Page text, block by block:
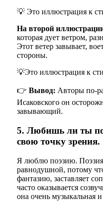
💡 Это иллюстрация к
На второй
которая дует ветром,
Этот ветер завывает,
стороны.
💡Это иллюстрация к
👉 Вывод: Авторы по-
Исаковского он
завывающий.
5. Любишь ли ты
свою точку зрения.
Я люблю поэзию. Поэзия
равнодушной, потому
фантазию, заставляет
часто оказывается
она очень музыкальная